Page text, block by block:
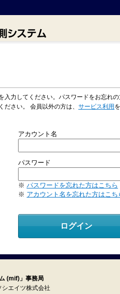
力してください。パスワードをお忘れの
ださい。 会員以外の方は、 サービス利用
アカウント名
パスワード
※ パスワードを忘れた方はこちら
※ アカウント名を忘れた方はこち
(mif)」事務局
エイツ株式会社